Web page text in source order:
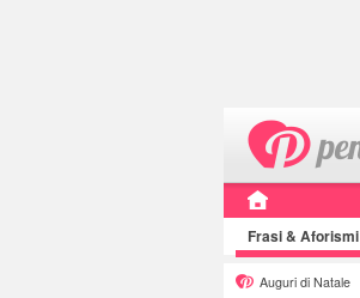
Frasi& Aforismi
Auguri di Natale